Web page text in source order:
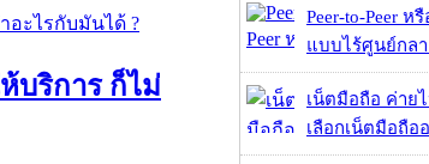
บริการ ก็ไม่
Peer-to-Peer ห
แบบไร้ศูนย์กลา
เน็ตมือถือ ค่าย
เลือกเน็ตมือถือ